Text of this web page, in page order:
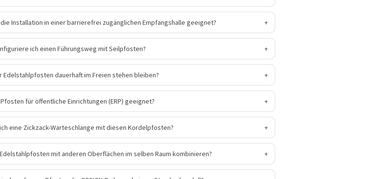
Installation in einer barrierefrei zugänglichen Empfangshalle geeignet? +
ich einen Führungsweg mit Seilpfosten? +
Edelstahlpfosten dauerhaft im Freien stehen bleiben? +
für öffentliche Einrichtungen (ERP) geeignet? +
eine Zickzack-Warteschlange mit diesen Kordelpfosten? +
mit anderen Oberflächen im selben Raum kombinieren? +